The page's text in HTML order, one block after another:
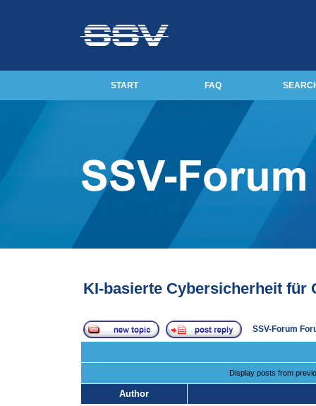
START FAQ
KI-basierte Cybersicherheit für
SSV-Forum
Display posts from
Author